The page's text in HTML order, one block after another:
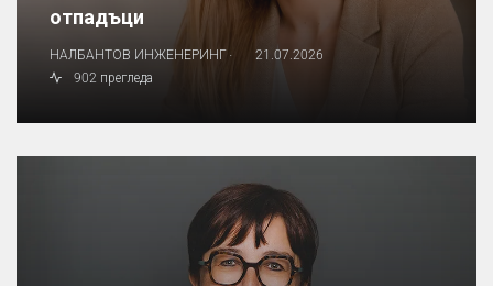
отпадъци
НАЛБАНТОВ ИНЖЕНЕРИНГ .
21.07.2026
902 прегледа